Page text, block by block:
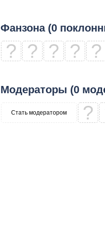
Фанзона (0
? ? ? ? ?
Модераторы (0
Стать модератором ?